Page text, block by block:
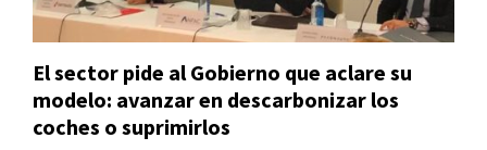
El sector pide al Gobierno que aclare su
modelo: avanzar en descarbonizar los
coches o suprimirlos